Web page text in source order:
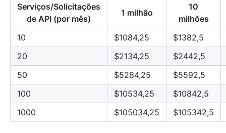
Serviços/Solicitações
de API (por mês)
1 milhão
10
milhões
10
$1084,25
$1382,5
20
$2134,25
$2442,5
50
$5284,25
$5592,5
100
$10534,25
$10842,5
1000
$105034,25 $105342,5